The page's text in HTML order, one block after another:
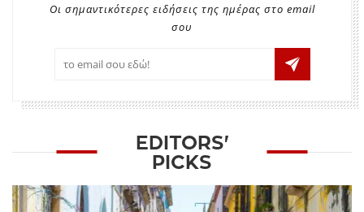
Οι σημαντικότερες ειδήσεις της ημέρας στο email
σου
EDITORS'
PICKS